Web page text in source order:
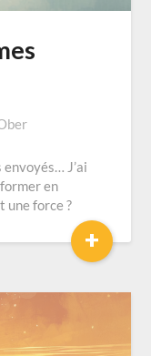
J’ai
en
une force ?
+